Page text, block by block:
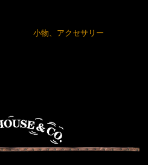
小物、アクセサリー